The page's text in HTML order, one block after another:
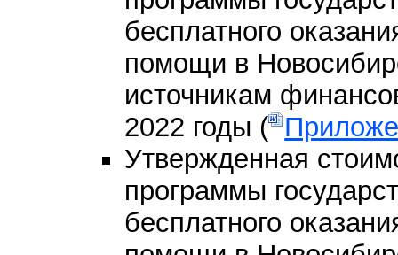
бесплатного
помощи в
источникам
2022 годы (
Утвержденная
программы
бесплатного